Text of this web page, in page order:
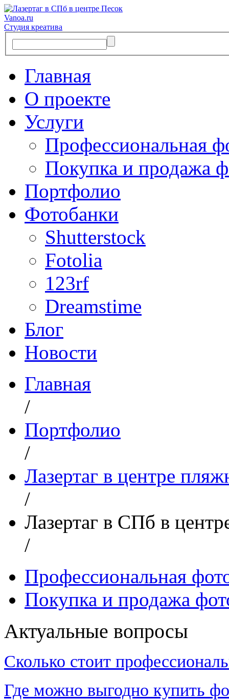
Vanoa.ru
Студия креатива
Главная
О проекте
Услуги
Профессиональная
Покупка и продажа
Портфолио
Фотобанки
Shutterstock
Fotolia
123rf
Dreamstime
Блог
Новости
Главная
/
Портфолио
/
Лазертаг в центре
/
Лазертаг в СПб в
/
Профессиональная
Покупка и продажа
Актуальные вопросы
Сколько стоит
Где можно выгодно купить